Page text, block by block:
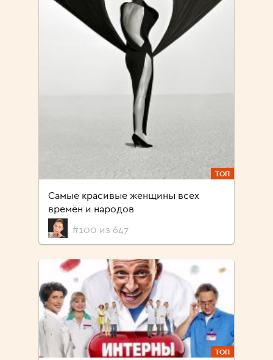
ТОП
Самые красивые женщины всех
времён и народов
#100 из 647
ТОП